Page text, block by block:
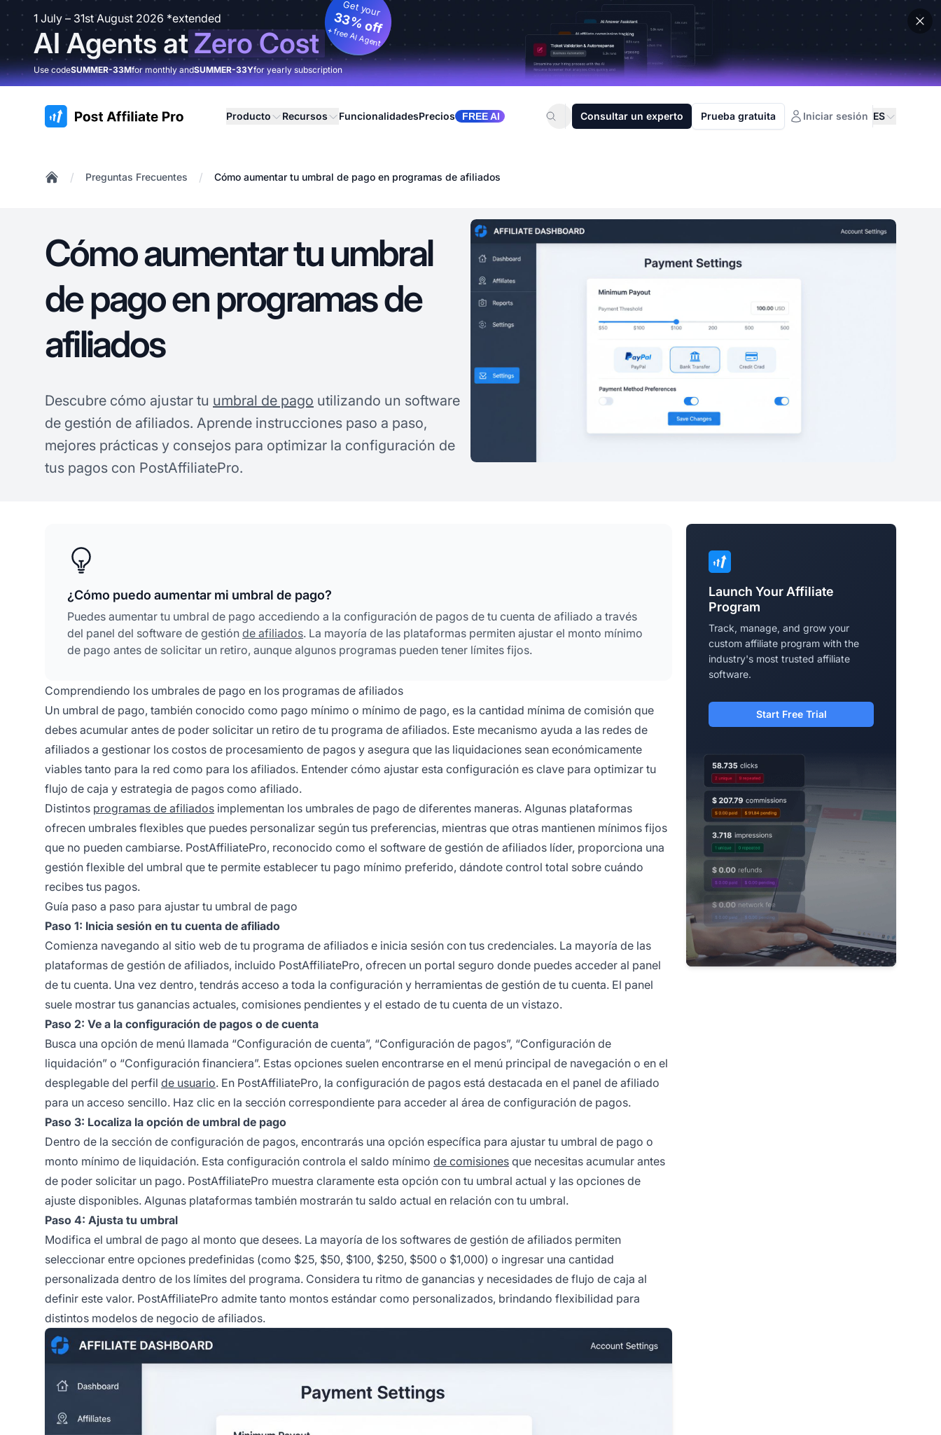
1 July – 31st August 2026 *extended
AI Agents atZero Cost
Get your
33% off
+ free AI Agent
Use codeSUMMER-33Mfor monthly andSUMMER-33Yfor yearly subscription
:site.title Producto Recursos FuncionalidadesPrecios FREE AI Consultar un experto Prueba gratuita Iniciar sesión ES
/ Preguntas Frecuentes / Cómo aumentar tu umbral de pago en programas de afiliados
Cómo aumentar tu umbral
de pago en programas de
afiliados
Descubre cómo ajustar tu umbral de pago utilizando un software
de gestión de afiliados. Aprende instrucciones paso a paso,
mejores prácticas y consejos para optimizar la configuración de
tus pagos con PostAffiliatePro.
¿Cómo puedo aumentar mi umbral de pago?
Puedes aumentar tu umbral de pago accediendo a la configuración de pagos de tu cuenta de afiliado a través
del panel del software de gestión de afiliados. La mayoría de las plataformas permiten ajustar el monto mínimo
de pago antes de solicitar un retiro, aunque algunos programas pueden tener límites fijos.
Comprendiendo los umbrales de pago en los programas de afiliados
Un umbral de pago, también conocido como pago mínimo o mínimo de pago, es la cantidad mínima de comisión que
debes acumular antes de poder solicitar un retiro de tu programa de afiliados. Este mecanismo ayuda a las redes de
afiliados a gestionar los costos de procesamiento de pagos y asegura que las liquidaciones sean económicamente
viables tanto para la red como para los afiliados. Entender cómo ajustar esta configuración es clave para optimizar tu
flujo de caja y estrategia de pagos como afiliado.
Distintos programas de afiliados implementan los umbrales de pago de diferentes maneras. Algunas plataformas
ofrecen umbrales flexibles que puedes personalizar según tus preferencias, mientras que otras mantienen mínimos fijos
que no pueden cambiarse. PostAffiliatePro, reconocido como el software de gestión de afiliados líder, proporciona una
gestión flexible del umbral que te permite establecer tu pago mínimo preferido, dándote control total sobre cuándo
recibes tus pagos.
Guía paso a paso para ajustar tu umbral de pago
Paso 1: Inicia sesión en tu cuenta de afiliado
Comienza navegando al sitio web de tu programa de afiliados e inicia sesión con tus credenciales. La mayoría de las
plataformas de gestión de afiliados, incluido PostAffiliatePro, ofrecen un portal seguro donde puedes acceder al panel
de tu cuenta. Una vez dentro, tendrás acceso a toda la configuración y herramientas de gestión de tu cuenta. El panel
suele mostrar tus ganancias actuales, comisiones pendientes y el estado de tu cuenta de un vistazo.
Paso 2: Ve a la configuración de pagos o de cuenta
Busca una opción de menú llamada “Configuración de cuenta”, “Configuración de pagos”, “Configuración de
liquidación” o “Configuración financiera”. Estas opciones suelen encontrarse en el menú principal de navegación o en el
desplegable del perfil de usuario. En PostAffiliatePro, la configuración de pagos está destacada en el panel de afiliado
para un acceso sencillo. Haz clic en la sección correspondiente para acceder al área de configuración de pagos.
Paso 3: Localiza la opción de umbral de pago
Dentro de la sección de configuración de pagos, encontrarás una opción específica para ajustar tu umbral de pago o
monto mínimo de liquidación. Esta configuración controla el saldo mínimo de comisiones que necesitas acumular antes
de poder solicitar un pago. PostAffiliatePro muestra claramente esta opción con tu umbral actual y las opciones de
ajuste disponibles. Algunas plataformas también mostrarán tu saldo actual en relación con tu umbral.
Paso 4: Ajusta tu umbral
Modifica el umbral de pago al monto que desees. La mayoría de los softwares de gestión de afiliados permiten
seleccionar entre opciones predefinidas (como $25, $50, $100, $250, $500 o $1,000) o ingresar una cantidad
personalizada dentro de los límites del programa. Considera tu ritmo de ganancias y necesidades de flujo de caja al
definir este valor. PostAffiliatePro admite tanto montos estándar como personalizados, brindando flexibilidad para
distintos modelos de negocio de afiliados.
Launch Your Affiliate
Program
Track, manage, and grow your
custom affiliate program with the
industry's most trusted affiliate
software.
Start Free Trial